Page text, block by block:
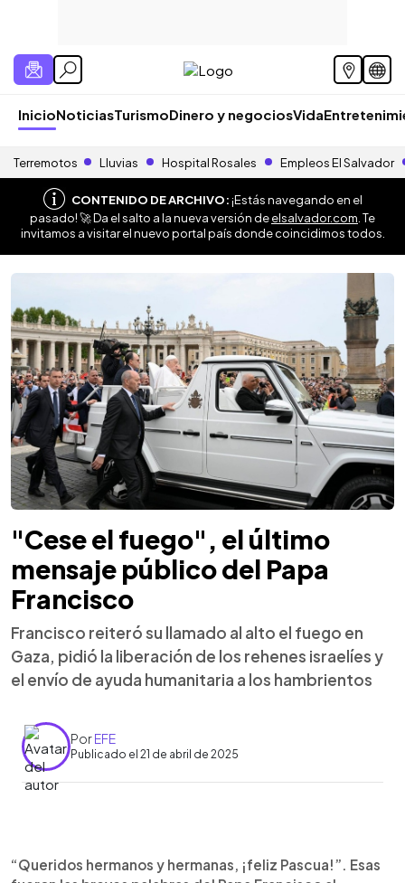
InicioNoticiasTurismoDinero y negociosVida
Terremotos Lluvias Hospital Rosales Empleos El Salvador
CONTENIDO DE ARCHIVO:¡Estás navegando en el
pasado! 🚀 Da el salto a la nueva versión deelsalvador.com . Te
invitamos a visitar el nuevo portal país donde coincidimos todos.
"Cese el fuego", el último
mensaje público del Papa
Francisco
Francisco reiteró su llamado al alto el fuego en
Gaza, pidió la liberación de los rehenes israelíes y
el envío de ayuda humanitaria a los hambrientos
PorEFE
Publicado el 21 de abril de 2025
► Escuchar artículo
“Queridos hermanos y hermanas, ¡feliz Pascua!”. Esas